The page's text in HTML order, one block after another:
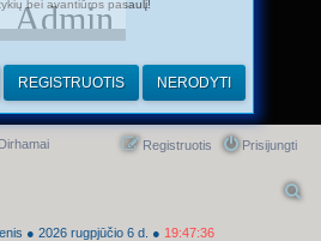
Admin
Dirhamai Prisijungti
Registruotis
● 2026 rugpjūčio 6 d. ● 19:47:36
bei avantiūros pasaulį!
REGISTRUOTIS NERODYTI